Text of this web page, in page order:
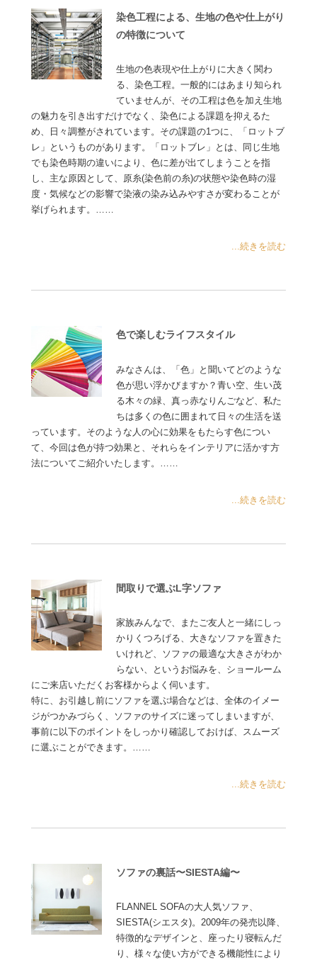
染色工程による、生地の色や仕上がり
の特徴について
生地の色表現や仕上がりに大きく関わ
る、染色工程。一般的にはあまり知られ
ていませんが、その工程は色を加え生地
の魅力を引き出すだけでなく、染色による課題を抑えるた
め、日々調整がされています。その課題の1つに、「ロットブ
レ」というものがあります。「ロットブレ」とは、同じ生地
でも染色時期の違いにより、色に差が出てしまうことを指
し、主な原因として、原糸(染色前の糸)の状態や染色時の湿
度・気候などの影響で染液の染み込みやすさが変わることが
挙げられます。……
...続きを読む
色で楽しむライフスタイル
みなさんは、「色」と聞いてどのような
色が思い浮かびますか？青い空、生い茂
る木々の緑、真っ赤なりんごなど、私た
ちは多くの色に囲まれて日々の生活を送
っています。そのような人の心に効果をもたらす色につい
て、今回は色が持つ効果と、それらをインテリアに活かす方
法についてご紹介いたします。……
...続きを読む
間取りで選ぶL字ソファ
家族みんなで、またご友人と一緒にしっ
かりくつろげる、大きなソファを置きた
いけれど、ソファの最適な大きさがわか
らない、というお悩みを、ショールーム
にご来店いただくお客様からよく伺います。
特に、お引越し前にソファを選ぶ場合などは、全体のイメー
ジがつかみづらく、ソファのサイズに迷ってしまいますが、
事前に以下のポイントをしっかり確認しておけば、スムーズ
に選ぶことができます。……
...続きを読む
ソファの裏話〜SIESTA編〜
FLANNEL SOFAの大人気ソファ、
SIESTA(シエスタ)。2009年の発売以降、
特徴的なデザインと、座ったり寝転んだ
り、様々な使い方ができる機能性により